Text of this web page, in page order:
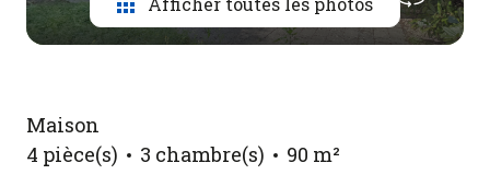
Maison
4 pièce(s)
3 chambre(s)
90 m²